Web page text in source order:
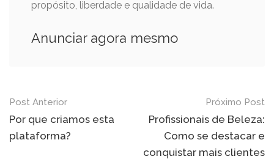
propósito, liberdade e qualidade de vida.
Anunciar agora mesmo
Navegação
de
posts
Post Anterior
Por que criamos esta
plataforma?
Próximo Post
⁠Profissionais de Beleza:
Como se destacar e
conquistar mais clientes